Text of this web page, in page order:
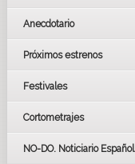
Anecdotario
Próximos estrenos
Festivales
LOS OSCARS
GOYAS
Cortometrajes
NO-DO. Noticiario Español